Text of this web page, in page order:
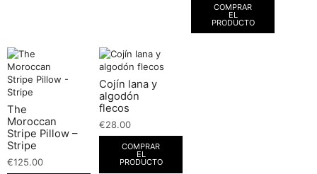
COMPRAR
EL
PRODUCTO
The
Moroccan
Stripe Pillow –
Stripe
€125.00
Cojín lana y
algodón
flecos
€28.00
COMPRAR
EL
PRODUCTO